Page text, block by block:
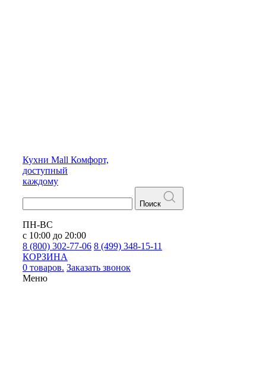
Кухни Mall Комфорт,
доступный
каждому
Поиск
ПН-ВС
с 10:00 до 20:00
8 (800) 302-77-06 8 (499) 348-15-11
КОРЗИНА
0 товаров. Заказать звонок
Меню